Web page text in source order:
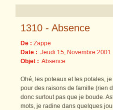
1310 - Absence
De : Zappe
Date : Jeudi 15, Novembre
Objet : Absence
Ohé, les poteaux et les potales,
pour des raisons de famille (rien
donc surtout pas que je boude.
mots, je radine dans quelques